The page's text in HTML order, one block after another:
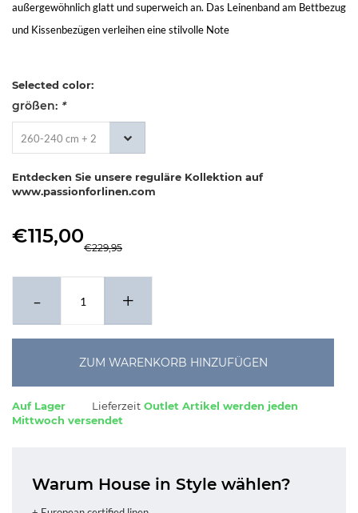
außergewöhnlich glatt und superweich an. Das Leinenband am Bettbezug
und Kissenbezügen verleihen eine stilvolle Note
Selected color:
größen: *
260-240 cm + 2
x 50-70 cm
Entdecken Sie unsere reguläre Kollektion auf
www.passionforlinen.com
€115,00
€229,95
- +
ZUM WARENKORB HINZUFÜGEN
Auf Lager Lieferzeit Outlet Artikel werden jeden
Mittwoch versendet
Warum House in Style wählen?